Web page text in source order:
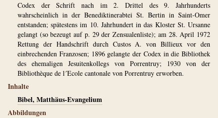
Codex der Schrift nach im 2. Drittel des 9. Jahrhunderts
wahrscheinlich in der Benediktinerabtei St. Bertin in Saint-Omer
entstanden; spätestens im 10. Jahrhundert in das Kloster St. Ursanne
gelangt (so bezeugt auf p. 29 der Zensualenliste); am 28. April 1972
Rettung der Handschrift durch Custos A. von Billieux vor den
einbrechenden Franzosen; 1896 gelangte der Codex in die Bibliothek
des ehemaligen Jesuitenkollegs von Porrentruy; 1930 von der
Bibliothèque de l´Ecole cantonale von Porrentruy erworben.
Inhalte
Bibel, Matthäus-Evangelium
Abbildungen